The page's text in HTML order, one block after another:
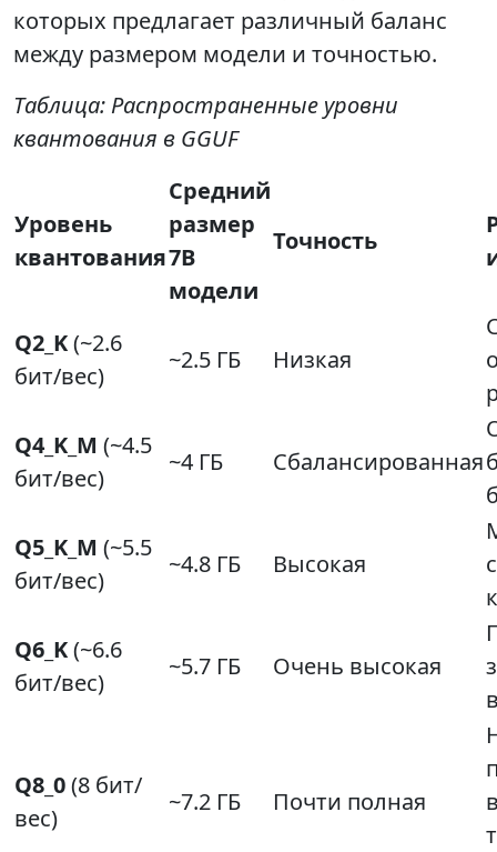
которых предлагает различный баланс
между размером модели и точностью.
Таблица: Распространенные уровни
квантования в GGUF
Уровень
квантования
Средний
размер
7B
модели
Точность
Q2_K(~2.6
бит/вес)
~2.5 ГБ Низкая
Q4_K_M (~4.5
бит/вес)
~4 ГБ Сбалансированная
Q5_K_M (~5.5
бит/вес)
~4.8 ГБ Высокая
Q6_K(~6.6
бит/вес)
~5.7 ГБ Очень высокая
Q8_0(8 бит/
вес)
~7.2 ГБ Почти полная